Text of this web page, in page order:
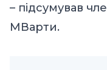
– підсумував
МВарти.